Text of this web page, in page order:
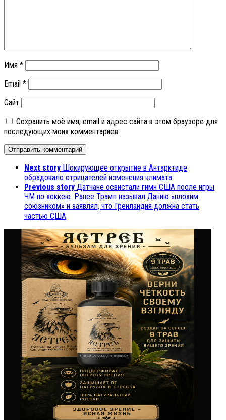
Имя *
Email *
Сайт
Сохранить моё имя, email и адрес сайта в этом браузере для
последующих моих комментариев.
Next story Шокирующее открытие в Антарктиде
обрадовало отрицателей изменения климата
Previous story Датчане освистали гимн США после игры
ЧМ по хоккею. Ранее Трамп называл Данию «плохим
союзником» и заявлял, что Гренландия должна стать
частью США